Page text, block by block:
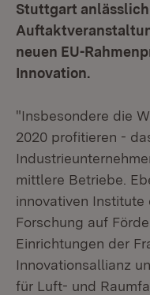
Stuttgart
neuen EU-
Innovation.
"Insbesondere die
2020 profitieren -
mittlere Betriebe.
innovativen
Forschung auf
Einrichtungen der
Innovationsallianz
für Luft- und